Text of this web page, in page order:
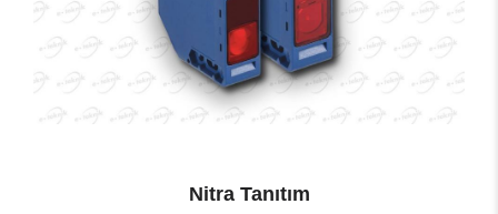
Nitra Tanıtım